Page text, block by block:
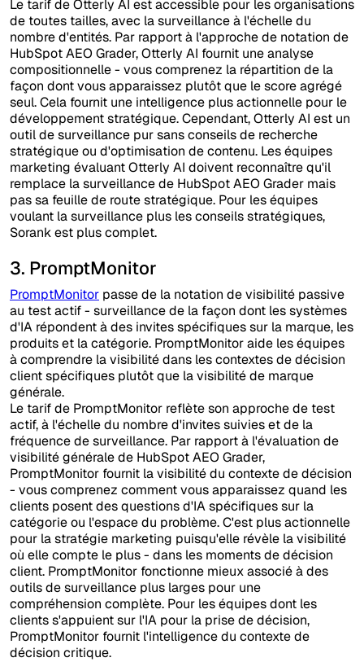
Le tarif de Otterly AI est accessible pour les organisations
de toutes tailles, avec la surveillance à l'échelle du
nombre d'entités. Par rapport à l'approche de notation de
HubSpot AEO Grader, Otterly AI fournit une analyse
compositionnelle - vous comprenez la répartition de la
façon dont vous apparaissez plutôt que le score agrégé
seul. Cela fournit une intelligence plus actionnelle pour le
développement stratégique. Cependant, Otterly AI est un
outil de surveillance pur sans conseils de recherche
stratégique ou d'optimisation de contenu. Les équipes
marketing évaluant Otterly AI doivent reconnaître qu'il
remplace la surveillance de HubSpot AEO Grader mais
pas sa feuille de route stratégique. Pour les équipes
voulant la surveillance plus les conseils stratégiques,
Sorank est plus complet.
3. PromptMonitor
PromptMonitor passe de la notation de visibilité passive
au test actif - surveillance de la façon dont les systèmes
d'IA répondent à des invites spécifiques sur la marque, les
produits et la catégorie. PromptMonitor aide les équipes
à comprendre la visibilité dans les contextes de décision
client spécifiques plutôt que la visibilité de marque
générale.
Le tarif de PromptMonitor reflète son approche de test
actif, à l'échelle du nombre d'invites suivies et de la
fréquence de surveillance. Par rapport à l'évaluation de
visibilité générale de HubSpot AEO Grader,
PromptMonitor fournit la visibilité du contexte de décision
- vous comprenez comment vous apparaissez quand les
clients posent des questions d'IA spécifiques sur la
catégorie ou l'espace du problème. C'est plus actionnelle
pour la stratégie marketing puisqu'elle révèle la visibilité
où elle compte le plus - dans les moments de décision
client. PromptMonitor fonctionne mieux associé à des
outils de surveillance plus larges pour une
compréhension complète. Pour les équipes dont les
clients s'appuient sur l'IA pour la prise de décision,
PromptMonitor fournit l'intelligence du contexte de
décision critique.